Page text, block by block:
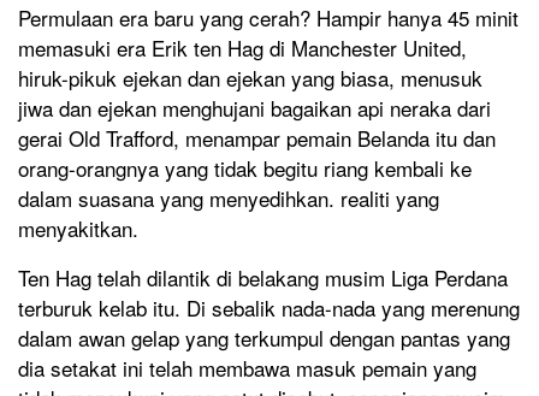
Permulaan era baru yang cerah? Hampir hanya 45 minit
memasuki era Erik ten Hag di Manchester United,
hiruk-pikuk ejekan dan ejekan yang biasa, menusuk
jiwa dan ejekan menghujani bagaikan api neraka dari
gerai Old Trafford, menampar pemain Belanda itu dan
orang-orangnya yang tidak begitu riang kembali ke
dalam suasana yang menyedihkan. realiti yang
menyakitkan.
Ten Hag telah dilantik di belakang musim Liga Perdana
terburuk kelab itu. Di sebalik nada-nada yang merenung
dalam awan gelap yang terkumpul dengan pantas yang
dia setakat ini telah membawa masuk pemain yang